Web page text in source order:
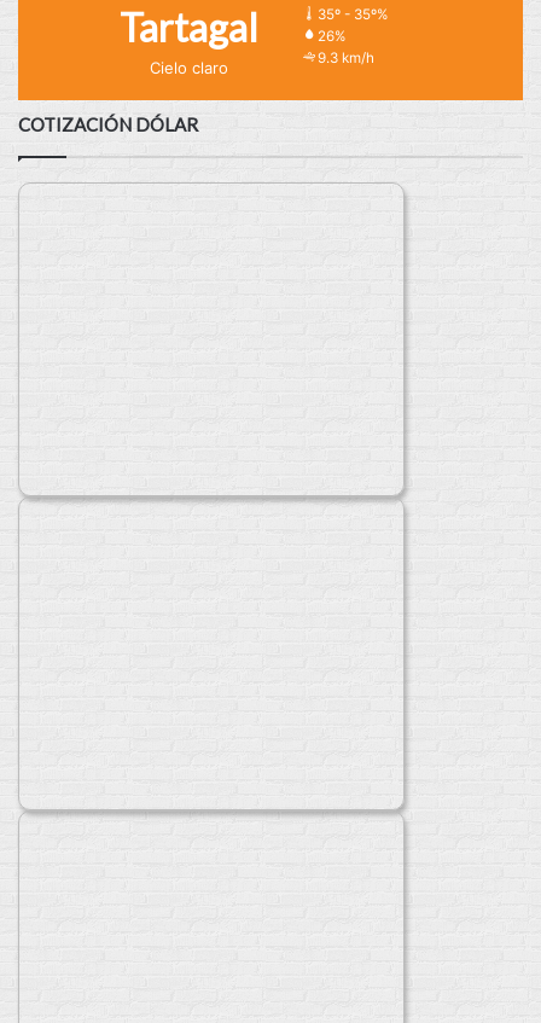
Tartagal
Cielo claro
35º - 35º%
26%
9.3 km/h
COTIZACIÓN DÓLAR